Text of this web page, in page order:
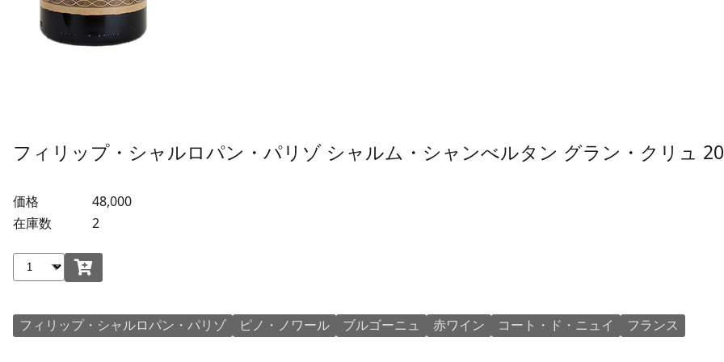
フィリップ・シャルロパン・パリゾ シャルム・シャンべルタン グラン・クリュ
価格
48,000
在庫数
2
フィリップ・シャルロパン・パリゾ ピノ・ノワール ブルゴーニュ 赤ワイン コート・ド・ニュイ フランス